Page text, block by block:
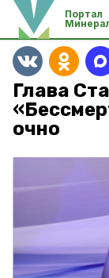
Портал
Глава
очно